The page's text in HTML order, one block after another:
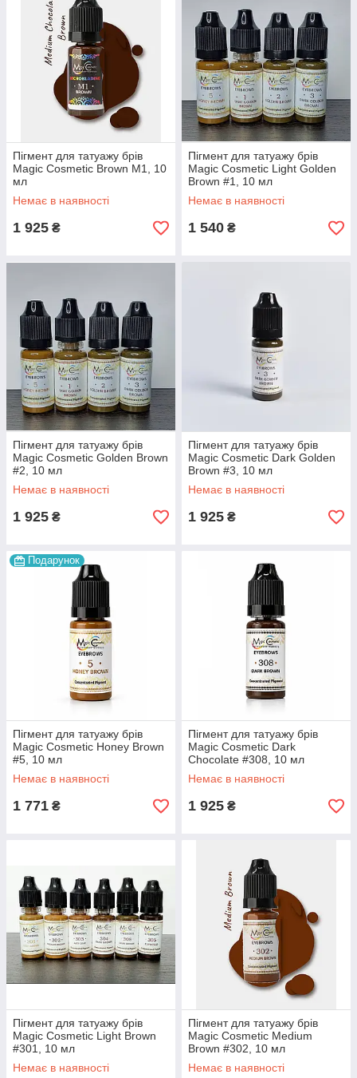
Пігмент для татуажу брів
Magic Cosmetic Brown M1, 10
мл
Немає в наявності
1 925 ₴
Пігмент для татуажу брів
Magic Cosmetic Light Golden
Brown #1, 10 мл
Немає в наявності
1 540 ₴
Пігмент для татуажу брів
Magic Cosmetic Golden Brown
#2, 10 мл
Немає в наявності
1 925 ₴
Пігмент для татуажу брів
Magic Cosmetic Dark Golden
Brown #3, 10 мл
Немає в наявності
1 925 ₴
Подарунок
Пігмент для татуажу брів
Magic Cosmetic Honey Brown
#5, 10 мл
Немає в наявності
1 771 ₴
Пігмент для татуажу брів
Magic Cosmetic Dark
Chocolate #308, 10 мл
Немає в наявності
1 925 ₴
Пігмент для татуажу брів
Magic Cosmetic Light Brown
#301, 10 мл
Немає в наявності
Пігмент для татуажу брів
Magic Cosmetic Medium
Brown #302, 10 мл
Немає в наявності